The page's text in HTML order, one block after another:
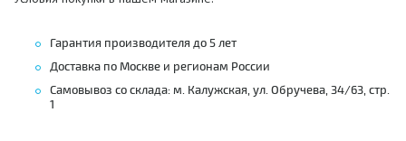
Гарантия производителя до 5 лет
Доставка по Москве и регионам России
Самовывоз со склада: м. Калужская, ул. Обручева, 34/63, стр.
1